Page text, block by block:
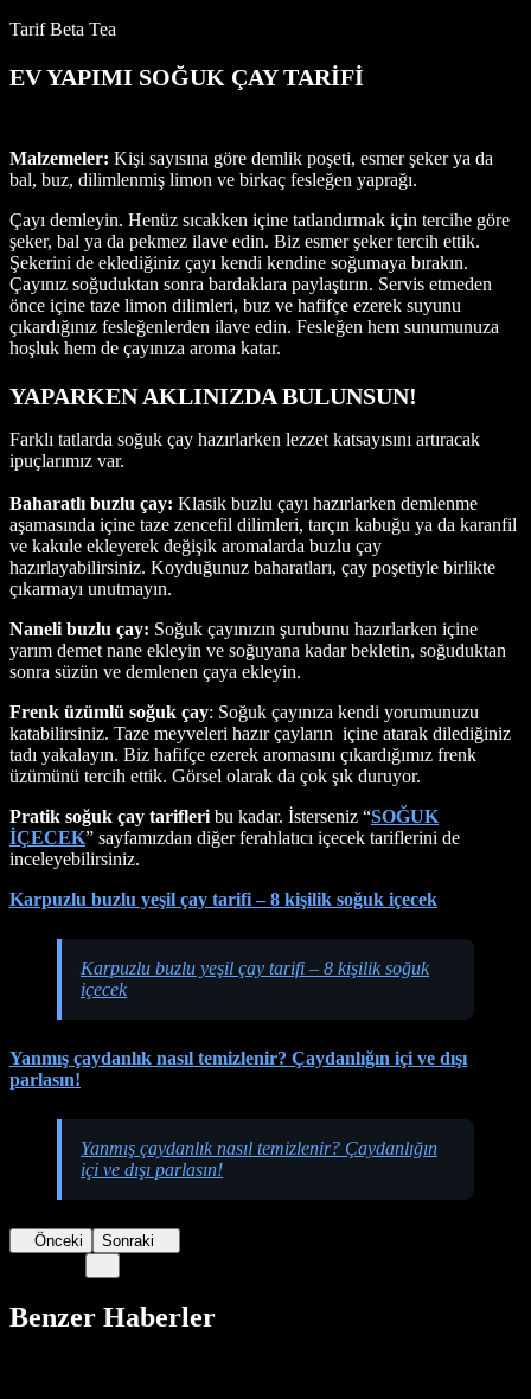
Tarif Beta Tea
EV YAPIMI SOĞUK ÇAY TARİFİ
Malzemeler: Kişi sayısına göre demlik poşeti, esmer şeker ya da
bal, buz, dilimlenmiş limon ve birkaç fesleğen yaprağı.
Çayı demleyin. Henüz sıcakken içine tatlandırmak için tercihe göre
şeker, bal ya da pekmez ilave edin. Biz esmer şeker tercih ettik.
Şekerini de eklediğiniz çayı kendi kendine soğumaya bırakın.
Çayınız soğuduktan sonra bardaklara paylaştırın. Servis etmeden
önce içine taze limon dilimleri, buz ve hafifçe ezerek suyunu
çıkardığınız fesleğenlerden ilave edin. Fesleğen hem sunumunuza
hoşluk hem de çayınıza aroma katar.
YAPARKEN AKLINIZDA BULUNSUN!
Farklı tatlarda soğuk çay hazırlarken lezzet katsayısını artıracak
ipuçlarımız var.
Baharatlı buzlu çay: Klasik buzlu çayı hazırlarken demlenme
aşamasında içine taze zencefil dilimleri, tarçın kabuğu ya da karanfil
ve kakule ekleyerek değişik aromalarda buzlu çay
hazırlayabilirsiniz. Koyduğunuz baharatları, çay poşetiyle birlikte
çıkarmayı unutmayın.
Naneli buzlu çay: Soğuk çayınızın şurubunu hazırlarken içine
yarım demet nane ekleyin ve soğuyana kadar bekletin, soğuduktan
sonra süzün ve demlenen çaya ekleyin.
Frenk üzümlü soğuk çay: Soğuk çayınıza kendi yorumunuzu
katabilirsiniz. Taze meyveleri hazır çayların içine atarak dilediğiniz
tadı yakalayın. Biz hafifçe ezerek aromasını çıkardığımız frenk
üzümünü tercih ettik. Görsel olarak da çok şık duruyor.
Pratik soğuk çay tarifleri bu kadar. İsterseniz “SOĞUK
İÇECEK” sayfamızdan diğer ferahlatıcı içecek tariflerini de
inceleyebilirsiniz.
Karpuzlu buzlu yeşil çay tarifi – 8 kişilik soğuk içecek
Karpuzlu buzlu yeşil çay tarifi – 8 kişilik soğuk
içecek
Yanmış çaydanlık nasıl temizlenir? Çaydanlığın içi ve dışı
parlasın!
Yanmış çaydanlık nasıl temizlenir? Çaydanlığın
içi ve dışı parlasın!
Önceki Sonraki
Benzer Haberler